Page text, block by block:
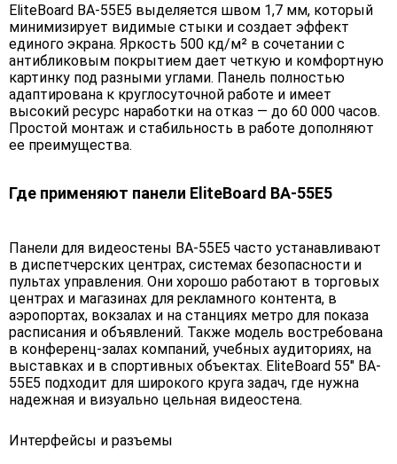
EliteBoard BA-55E5 выделяется швом 1,7 мм, который
минимизирует видимые стыки и создает эффект
единого экрана. Яркость 500 кд/м² в сочетании с
антибликовым покрытием дает четкую и комфортную
картинку под разными углами. Панель полностью
адаптирована к круглосуточной работе и имеет
высокий ресурс наработки на отказ — до 60 000 часов.
Простой монтаж и стабильность в работе дополняют
ее преимущества.
Где применяют панели EliteBoard BA-55E5
Панели для видеостены BA-55E5 часто устанавливают
в диспетчерских центрах, системах безопасности и
пультах управления. Они хорошо работают в торговых
центрах и магазинах для рекламного контента, в
аэропортах, вокзалах и на станциях метро для показа
расписания и объявлений. Также модель востребована
в конференц-залах компаний, учебных аудиториях, на
выставках и в спортивных объектах. EliteBoard 55" BA-
55E5 подходит для широкого круга задач, где нужна
надежная и визуально цельная видеостена.
Интерфейсы и разъемы